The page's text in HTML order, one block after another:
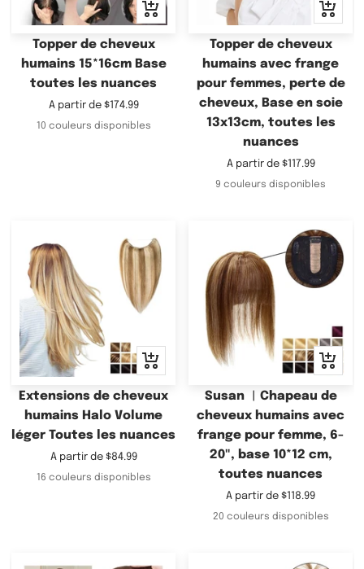
Apercu
rapide
Topper de cheveux
humains 15*16cm Base
toutes les nuances
Prix
de
A partir de $174.99
10 couleurs disponibles
Apercu
rapide
Topper de cheveux
humains avec frange
pour femmes, perte de
cheveux, Base en soie
13x13cm, toutes les
nuances
Prix
de
A partir de $117.99
9 couleurs disponibles
Apercu
rapide
Extensions de cheveux
humains Halo Volume
léger Toutes les nuances
Prix
de
A partir de $84.99
16 couleurs disponibles
Apercu
rapide
Susan ︳Chapeau de
cheveux humains avec
frange pour femme, 6-
20", base 10*12 cm,
toutes nuances
Prix
de
A partir de $118.99
20 couleurs disponibles